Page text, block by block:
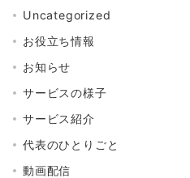
Uncategorized
お役立ち情報
お知らせ
サービスの様子
サービス紹介
代表のひとりごと
動画配信